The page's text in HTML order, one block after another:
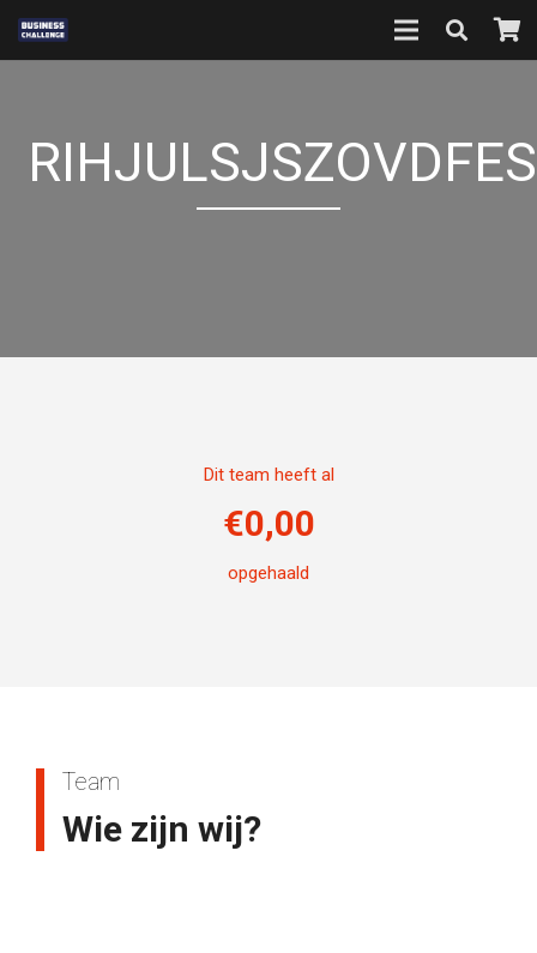
Dit team heeft al
€0,00
opgehaald
Team
Wie zijn wij?